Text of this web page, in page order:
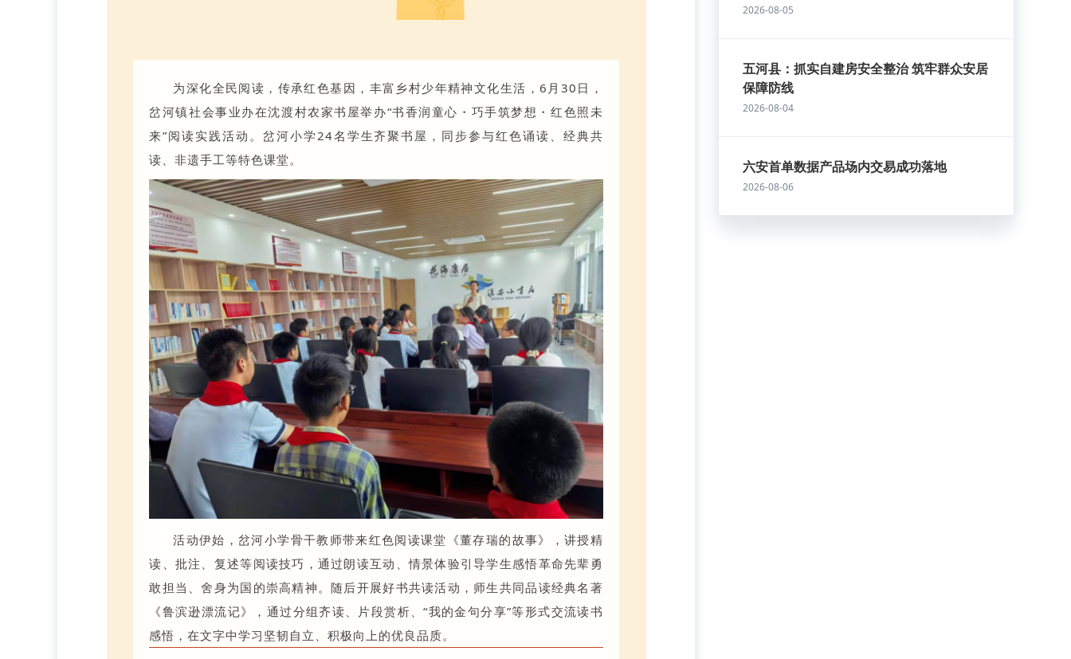
为深化全民阅读，传承红色基因，丰富乡村少年精神文化生活，6月30日，
岔河镇社会事业办在沈渡村农家书屋举办“书香润童心・巧手筑梦想・红色照未
来”阅读实践活动。岔河小学24名学生齐聚书屋，同步参与红色诵读、经典共
读、非遗手工等特色课堂。
活动伊始，岔河小学骨干教师带来红色阅读课堂《董存瑞的故事》，讲授精
读、批注、复述等阅读技巧，通过朗读互动、情景体验引导学生感悟革命先辈勇
敢担当、舍身为国的崇高精神。随后开展好书共读活动，师生共同品读经典名著
《鲁滨逊漂流记》，通过分组齐读、片段赏析、“我的金句分享”等形式交流读书
感悟，在文字中学习坚韧自立、积极向上的优良品质。
2026-08-05
五河县：抓实自建房安全整治 筑牢群众安居
保障防线
2026-08-04
六安首单数据产品场内交易成功落地
2026-08-06